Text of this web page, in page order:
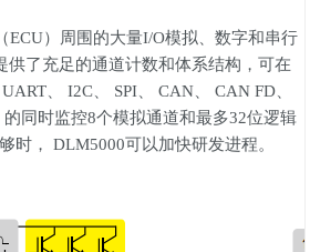
ECU）周围的大量I/O模拟、数字和串行
供了充足的通道计数和体系结构，可在
、 I2C、 SPI、 CAN、 CAN FD、
同时监控8个模拟通道和最多32位逻辑
时， DLM5000可以加快研发进程。